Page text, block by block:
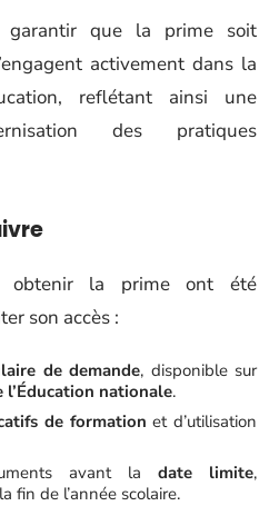
garantir que la prime soit
activement dans la
reflétant ainsi une
des pratiques
obtenir la prime ont été
son accès :
de demande, disponible sur
l’Éducation nationale.
de formation et d’utilisation
avant la date limite,
fin de l’année scolaire.